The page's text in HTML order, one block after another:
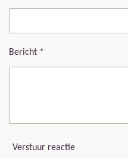
Bericht *
Verstuur reactie